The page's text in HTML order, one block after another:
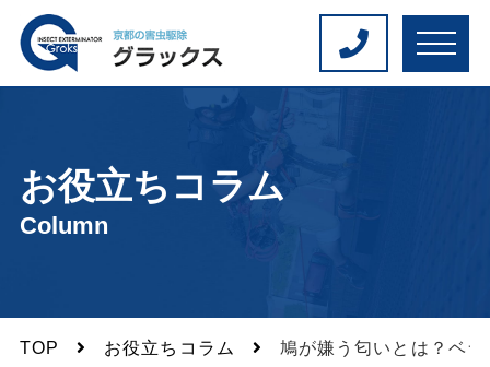
M
E
お役立ちコラム
Column
TOP お役立ちコラム 鳩が嫌う匂いとは？ベ